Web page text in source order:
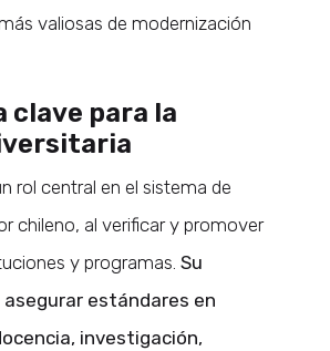
valiosas de modernización
clave para la
rol central en el sistema de
chileno, al verificar y promover
y programas. Su
estándares en
investigación,